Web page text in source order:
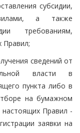
субсидии,
а также
требованиям,
Правил;
сведений от
власти в
пункта либо в
на бумажном
настоящих Правил -
заявки на